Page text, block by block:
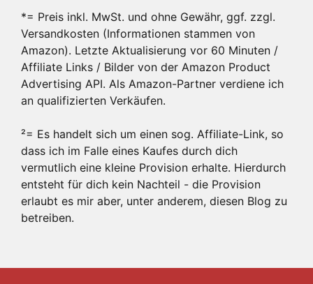
*= Preis inkl. MwSt. und ohne Gewähr, ggf. zzgl.
Versandkosten (Informationen stammen von
Amazon). Letzte Aktualisierung vor 60 Minuten /
Affiliate Links / Bilder von der Amazon Product
Advertising API. Als Amazon-Partner verdiene ich
an qualifizierten Verkäufen.
²= Es handelt sich um einen sog. Affiliate-Link, so
dass ich im Falle eines Kaufes durch dich
vermutlich eine kleine Provision erhalte. Hierdurch
entsteht für dich kein Nachteil - die Provision
erlaubt es mir aber, unter anderem, diesen Blog zu
betreiben.